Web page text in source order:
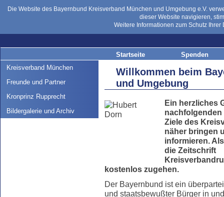
Die Website des Bayernbund Kreisverband München und Umgebung e.V.
dieser Website navigieren,
Weitere Informationen zum Schutz
Startseite
Spenden
Kreisverband München
Freunde und Partner
Kronprinz Rupprecht
Bildergalerie und Archiv
Willkommen beim
und Umgebung
Ein herzliches
nachfolgenden
Ziele des
näher bringen
informieren.
die Zeitschrift
kostenlos zugehen.
Der Bayernbund ist ein
und staatsbewußter Bürger in